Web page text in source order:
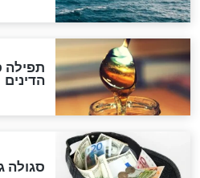
לכל המאמרים
אחרית
האם אפשר